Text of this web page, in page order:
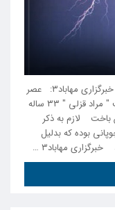
رعد و برق جان جوان مهابادی را گرفت به گزارش خبرگزاری مهاباد۳: عصر
امروز سه شنبه یک خرداد ماه جوان مهابادی با هویت " مراد قزلی " ۳۳ ساله
باخت لازم به ذکر
بوده که بدلیل
مهاباد۳ …